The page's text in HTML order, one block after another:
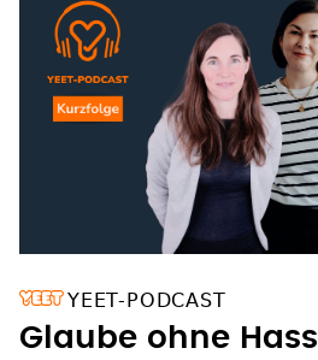
YEET-PODCAST
Glaube ohne Hass